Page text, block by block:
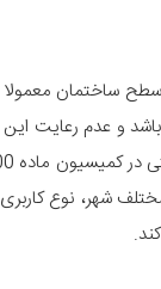
آزاد باز باشد و عدم
شهر، نوع کاربری